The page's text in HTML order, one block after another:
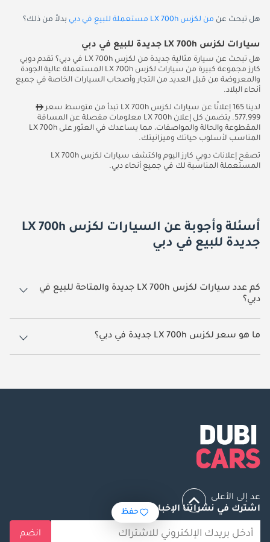
هل تبحث عن من لكزس LX 700h مستعملة للبيع في دبي بدلاً من ذلك؟
سيارات لكزس LX 700h جديدة للبيع في دبي
هل تبحث عن سيارة مثالية جديدة من لكزس LX 700h في دبي؟ تقدم دوبي
كارز مجموعة كبيرة من سيارات لكزس LX 700h المستعملة عالية الجودة
والمعروضة من قبل العديد من التجار وأصحاب السيارات الخاصة في جميع
أنحاء البلاد.
لدينا 165 إعلانًا عن سيارات لكزس LX 700h تبدأ من متوسط سعر
577,999. يتضمن كل إعلان LX 700h معلومات مفصلة عن المسافة
المقطوعة والحالة والمواصفات، مما يساعدك في العثور على LX 700h
المناسب لأسلوب حياتك وميزانيتك.
تصفح إعلانات دوبي كارز اليوم واكتشف سيارات لكزس LX 700h
المستعملة المناسبة لك في جميع أنحاء دبي.
أسئلة وأجوبة عن السيارات لكزس LX 700h
جديدة للبيع في دبي
كم عدد سيارات لكزس LX 700h جديدة والمتاحة للبيع في
دبي؟
165 سيارة لكزس LX 700h جديدة متوفرة للبيع في دبي.
ما هو سعر لكزس LX 700h جديدة في دبي؟
يبدأ سعر سيارة لكزس LX 700h جديدة في دبي 577,999.
حفظ
عد إلى الأعلى
اشترك في نشراتنا الإخبارية
انضم